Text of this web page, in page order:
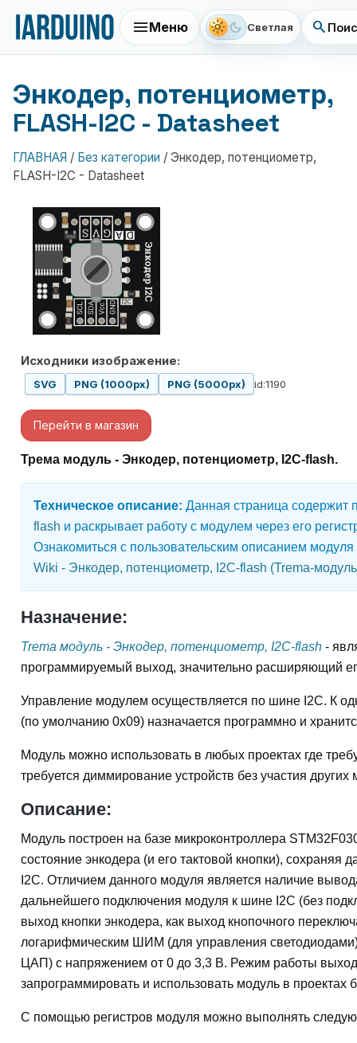
menuМеню light_mode dark_mode Светлая search
Энкодер, потенциометр,
FLASH-I2C - Datasheet
ГЛАВНАЯ / Без категории / Энкодер, потенциометр,
FLASH-I2C - Datasheet
Исходники изображение:
SVG PNG (1000px) PNG (5000px) id:1190
Перейти в магазин
Трема модуль - Энкодер, потенциометр, I2C-flash.
Техническое описание: Данная страница содержит
flash и раскрывает работу с модулем через его
Ознакомиться с пользовательским описанием
Wiki - Энкодер, потенциометр, I2C-flash (Trema-
Назначение:
Trema модуль - Энкодер, потенциометр, I2C-flash -
программируемый выход, значительно расширяющий
Управление модулем осуществляется по шине I2C. К
(по умолчанию 0x09) назначается программно и
Модуль можно использовать в любых проектах где
требуется диммирование устройств без участия других
Описание:
Модуль построен на базе микроконтроллера
состояние энкодера (и его тактовой кнопки),
I2C. Отличием данного модуля является наличие
дальнейшего подключения модуля к шине I2C (без
выход кнопки энкодера, как выход кнопочного
логарифмическим ШИМ (для управления
ЦАП) с напряжением от 0 до 3,3 В. Режим работы
запрограммировать и использовать модуль в проектах
С помощью регистров модуля можно выполнять